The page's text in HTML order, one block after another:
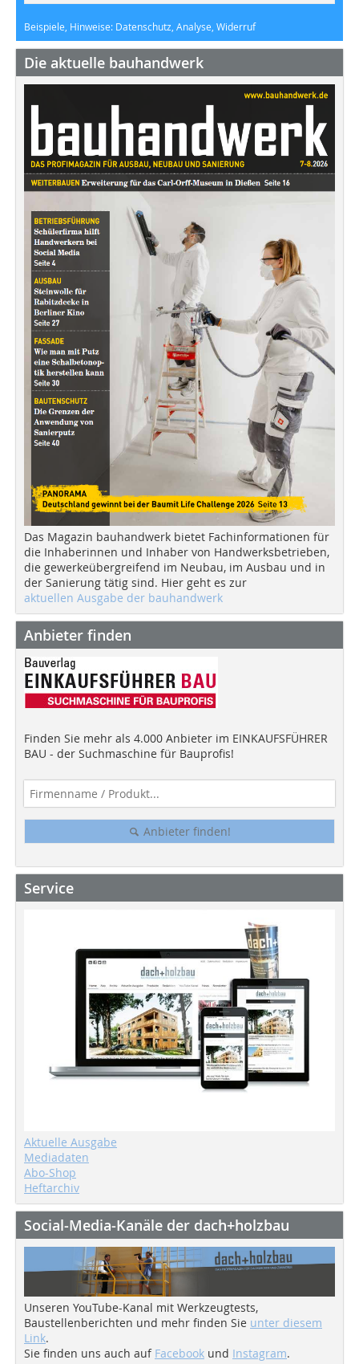
Beispiele, Hinweise: Datenschutz, Analyse, Widerruf
Die aktuelle bauhandwerk
Das Magazin bauhandwerk bietet Fachinformationen für
die Inhaberinnen und Inhaber von Handwerksbetrieben,
die gewerkeübergreifend im Neubau, im Ausbau und in
der Sanierung tätig sind. Hier geht es zur
aktuellen Ausgabe der bauhandwerk
Anbieter finden
Finden Sie mehr als 4.000 Anbieter im EINKAUFSFÜHRER
BAU - der Suchmaschine für Bauprofis!
Anbieter finden!
Service
Aktuelle Ausgabe
Mediadaten
Abo-Shop
Heftarchiv
Social-Media-Kanäle der dach+holzbau
Unseren YouTube-Kanal mit Werkzeugtests,
Baustellenberichten und mehr finden Sie unter diesem
Link.
Sie finden uns auch auf Facebook und Instagram.